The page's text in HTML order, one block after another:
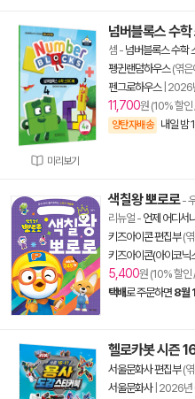
미리보기
넘버블록스 수
셈 - 넘버블록스 수학
펭귄랜덤하우스(엮은
펜그로하우스| 2026
11,700원 (10% 할
양탄자배송 내일 밤
색칠왕 뽀로로-
리뉴얼 - 언제 어디서
키즈아이콘 편집부(
키즈아이콘(아이코닉
5,400원 (10% 할
택배로 주문하면 8월
헬로카봇 시즌
서울문화사 편집부(
서울문화사| 2026년